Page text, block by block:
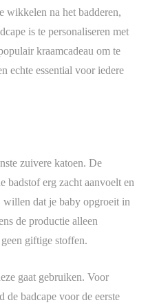
wikkelen na het badderen,
is te personaliseren met
kraamcadeau om te
echte essential voor iedere
zuivere katoen. De
badstof erg zacht aanvoelt en
dat je baby opgroeit in
de productie alleen
giftige stoffen.
gaat gebruiken. Voor
de badcape voor de eerste